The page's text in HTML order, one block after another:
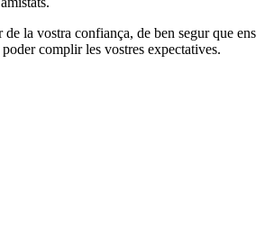
la vostra confiança, de ben segur que ens
complir les vostres expectatives.